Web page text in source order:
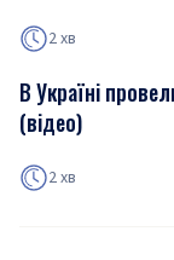
2 хв
В Україні
(відео)
2 хв